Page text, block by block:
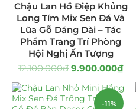
Quà Tặng Sếp
Quà Tết
Quà Tặng 20 11
Sen Đá DECOR
Chậu Lan Hồ Điệp Khủng
Long Tím Mix Sen Đá Và
Lũa Gỗ Dáng Dài – Tác
Phẩm Trang Trí Phòng
Hội Nghị Ấn Tượng
12.100.000₫ 9.900.000₫
-11%